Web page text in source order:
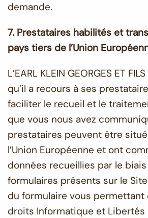
demande.
7. Prestataires habilités et
pays tiers de l’Union
L’EARL KLEIN GEORGES ET
qu’il a recours à ses
faciliter le recueil et le
que vous nous avez
prestataires peuvent être
l’Union Européenne et ont
données recueillies par le
formulaires présents sur le
du formulaire vous permettant
droits Informatique et